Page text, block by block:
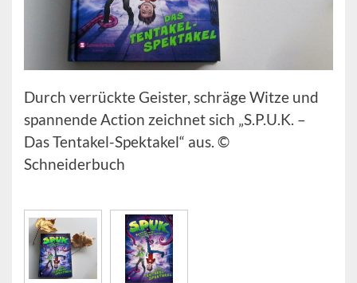
Durch verrückte Geister, schräge Witze und
spannende Action zeichnet sich „S.P.U.K. –
Das Tentakel-Spektakel“ aus. ©
Schneiderbuch